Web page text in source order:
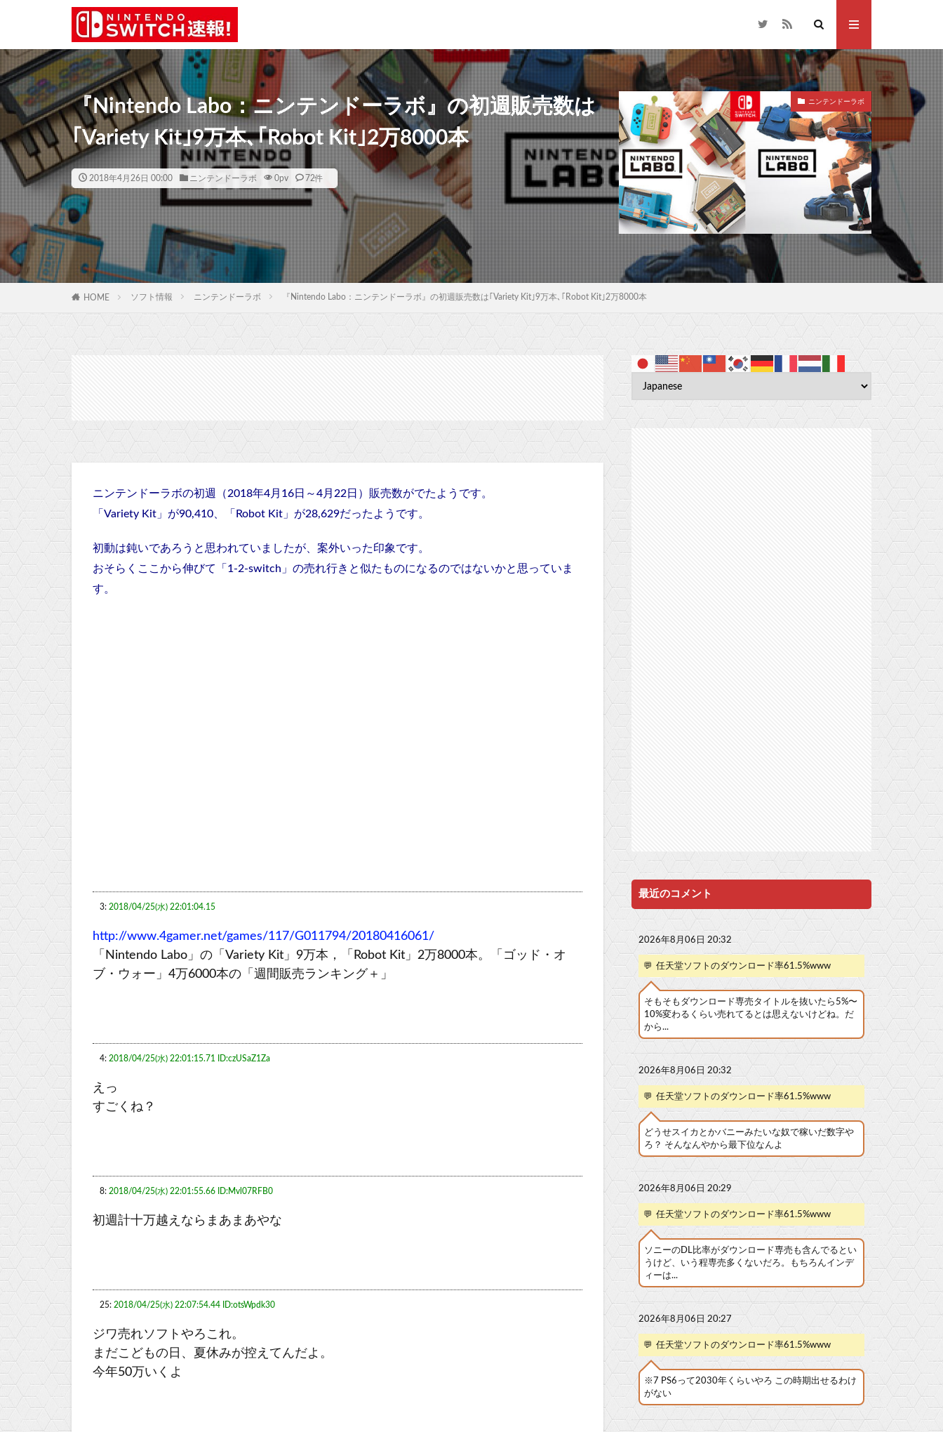
『Nintendo Labo：ニンテンドーラボ』の初週販売数は
｢Variety Kit｣9万本､｢Robot Kit｣2万8000本
2018年4月26日 00:00 ニンテンドーラボ 0pv 72件
ニンテンドーラボ
HOME ソフト情報 ニンテンドーラボ 『Nintendo Labo：ニンテンドーラボ』の初週販売数は｢Variety Kit｣9万本､｢Robot Kit｣2万8000本
ニンテンドーラボの初週（2018年4月16日～4月22日） 販売数がでたようです。
「Variety Kit」が90,410、「Robot Kit」が28,629だったようです。
初動は鈍いであろうと思われていましたが、案外いった印象です。
おそらくここから伸びて「1-2-switch」の売れ行きと似たものになるのではないかと思っていま
す。
3: 2018/04/25(水) 22:01:04.15
http://www.4gamer.net/games/117/G011794/20180416061/
「Nintendo Labo」の「Variety Kit」9万本，「Robot Kit」2万8000本。「ゴッド・オ
ブ・ウォー」4万6000本の「週間販売ランキング＋」
4: 2018/04/25(水) 22:01:15.71 ID:czUSaZ1Za
えっ
すごくね？
8: 2018/04/25(水) 22:01:55.66 ID:Mvl07RFB0
初週計十万越えならまあまあやな
25: 2018/04/25(水) 22:07:54.44 ID:otsWpdk30
ジワ売れソフトやろこれ。
まだこどもの日、夏休みが控えてんだよ。
今年50万いくよ
最近のコメント
2026年8月06日 20:32
💬 任天堂ソフトのダウンロード率61.5%www
そもそもダウンロード専売タイトルを抜いたら5%〜
10%変わるくらい売れてるとは思えないけどね。だ
から...
2026年8月06日 20:32
💬 任天堂ソフトのダウンロード率61.5%www
どうせスイカとかバニーみたいな奴で稼いだ数字や
ろ？ そんなんやから最下位なんよ
2026年8月06日 20:29
💬 任天堂ソフトのダウンロード率61.5%www
ソニーのDL比率がダウンロード専売も含んでるとい
うけど、いう程専売多くないだろ。もちろんインデ
ィーは...
2026年8月06日 20:27
💬 任天堂ソフトのダウンロード率61.5%www
※7 PS6って2030年くらいやろ この時期出せるわけ
がない